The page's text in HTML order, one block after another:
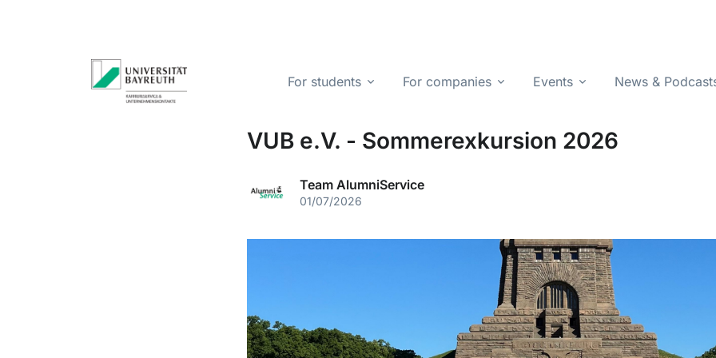
For students For companies Events News &
VUB e.V. - Sommerexkursion 2026
Team AlumniService
01/07/2026